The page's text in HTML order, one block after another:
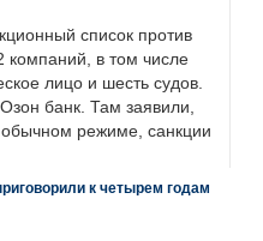
список против
компаний, в том числе
лицо и шесть судов.
банк. Там заявили,
обычном режиме, санкции
к четырем годам